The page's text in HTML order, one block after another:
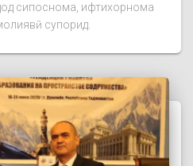
сипоснома, ифтихорнома
супорид.